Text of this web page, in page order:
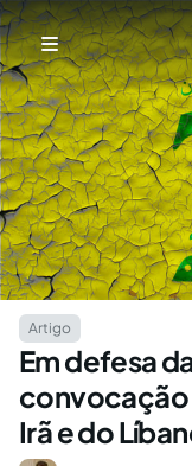
Artigo
Em defesa
convocação
Irã e do